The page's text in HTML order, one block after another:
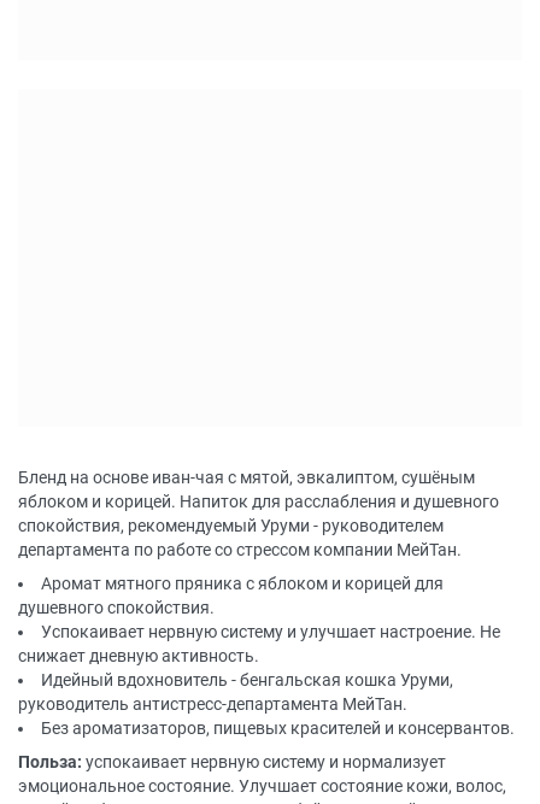
Бленд на основе иван-чая с мятой, эвкалиптом, сушёным
яблоком и корицей. Напиток для расслабления и душевного
спокойствия, рекомендуемый Уруми - руководителем
департамента по работе со стрессом компании МейТан.
Аромат мятного пряника с яблоком и корицей для
душевного спокойствия.
Успокаивает нервную систему и улучшает настроение. Не
снижает дневную активность.
Идейный вдохновитель - бенгальская кошка Уруми,
руководитель антистресс-департамента МейТан.
Без ароматизаторов, пищевых красителей и консервантов.
Польза: успокаивает нервную систему и нормализует
эмоциональное состояние. Улучшает состояние кожи, волос,